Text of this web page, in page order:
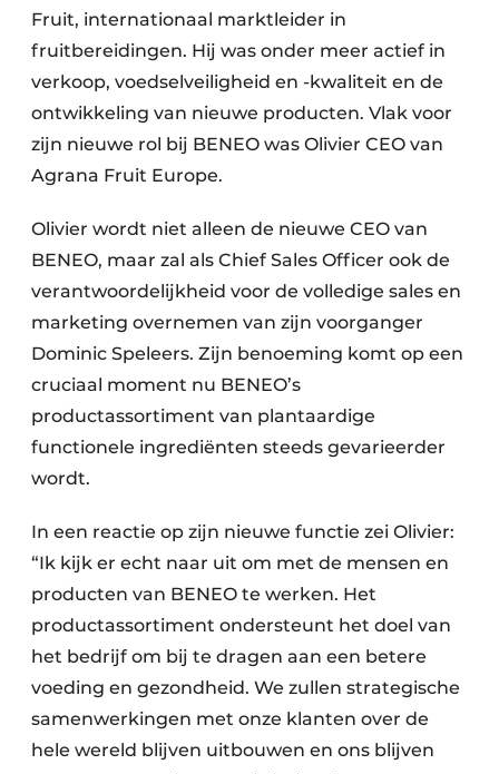
Fruit, internationaal marktleider in
fruitbereidingen. Hij was onder meer actief in
verkoop, voedselveiligheid en -kwaliteit en de
ontwikkeling van nieuwe producten. Vlak voor
zijn nieuwe rol bij BENEO was Olivier CEO van
Agrana Fruit Europe.
Olivier wordt niet alleen de nieuwe CEO van
BENEO, maar zal als Chief Sales Officer ook de
verantwoordelijkheid voor de volledige sales en
marketing overnemen van zijn voorganger
Dominic Speleers. Zijn benoeming komt op een
cruciaal moment nu BENEO’s
productassortiment van plantaardige
functionele ingrediënten steeds gevarieerder
wordt.
In een reactie op zijn nieuwe functie zei Olivier:
“Ik kijk er echt naar uit om met de mensen en
producten van BENEO te werken. Het
productassortiment ondersteunt het doel van
het bedrijf om bij te dragen aan een betere
voeding en gezondheid. We zullen strategische
samenwerkingen met onze klanten over de
hele wereld blijven uitbouwen en ons blijven